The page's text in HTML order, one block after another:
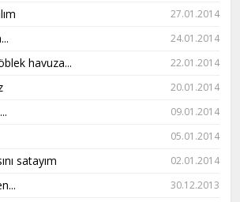
27.01.2014
24.01.2014
havuza... 22.01.2014
20.01.2014
09.01.2014
05.01.2014
satayım 02.01.2014
30.12.2013